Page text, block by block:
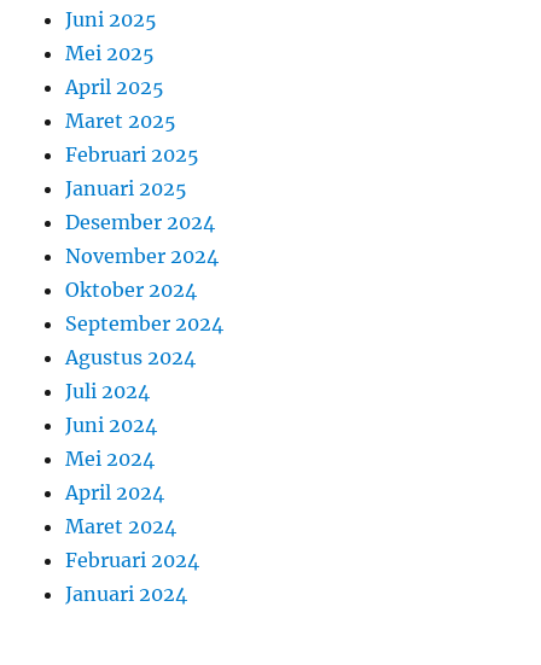
Juni 2025
Mei 2025
April 2025
Maret 2025
Februari 2025
Januari 2025
Desember 2024
November 2024
Oktober 2024
September 2024
Agustus 2024
Juli 2024
Juni 2024
Mei 2024
April 2024
Maret 2024
Februari 2024
Januari 2024